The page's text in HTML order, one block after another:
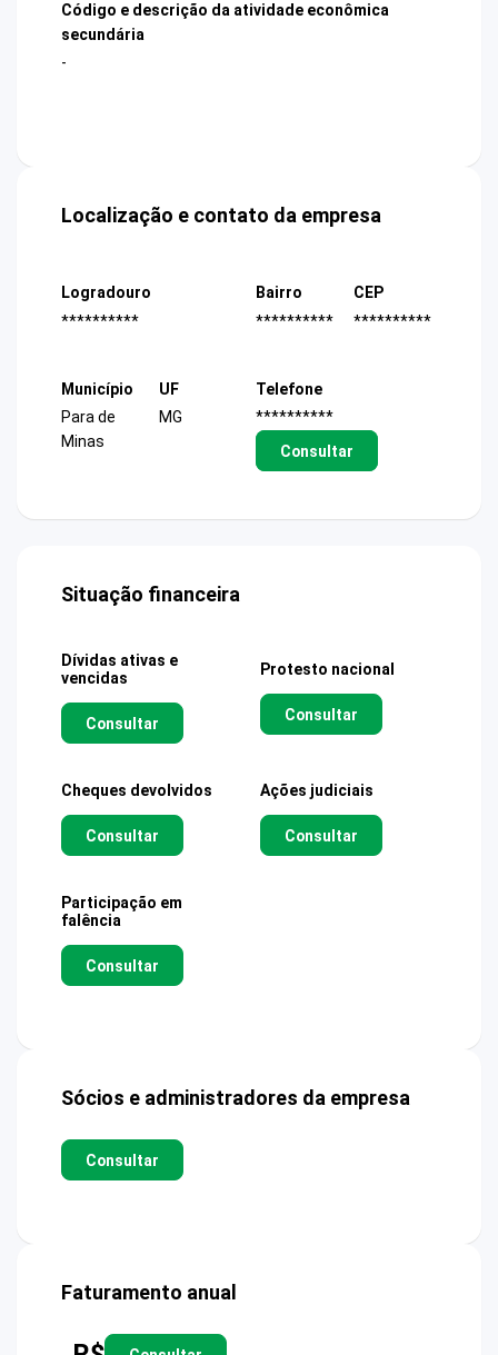
Código e descrição da atividade econômica
secundária
-
Localização e contato da empresa
Logradouro
**********
Bairro
**********
CEP
**********
Município
Para de
Minas
UF
MG
Telefone
**********
Consultar
Situação financeira
Dívidas ativas e
vencidas
Consultar
Protesto nacional
Consultar
Cheques devolvidos
Consultar
Ações judiciais
Consultar
Participação em
falência
Consultar
Sócios e administradores da empresa
Consultar
Faturamento anual